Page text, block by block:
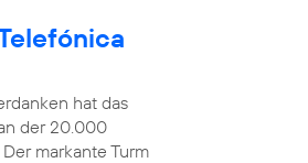
hat das
der 20.000
markante Turm